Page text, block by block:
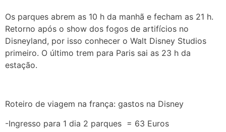
Os parques abrem as 10 h da manhã e fecham as 21 h.
Retorno após o show dos fogos de artifícios no
Disneyland, por isso conhecer o Walt Disney Studios
primeiro. O último trem para Paris sai as 23 h da
estação.
Roteiro de viagem na frança: gastos na Disney
-Ingresso para 1 dia 2 parques = 63 Euros